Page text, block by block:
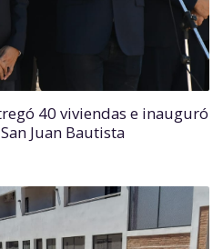
40 viviendas e inauguró
Juan Bautista